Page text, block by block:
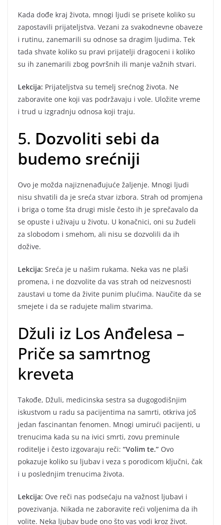
Kada dođe kraj života, mnogi ljudi se prisete koliko su
zapostavili prijateljstva. Vezani za svakodnevne obaveze
i rutinu, zanemarili su odnose sa dragim ljudima. Tek
tada shvate koliko su pravi prijatelji dragoceni i koliko
su ih zanemarili zbog površnih ili manje važnih stvari.
Lekcija: Prijateljstva su temelj srećnog života. Ne
zaboravite one koji vas podržavaju i vole. Uložite vreme
i trud u izgradnju odnosa koji traju.
5. Dozvoliti sebi da
budemo srećniji
Ovo je možda najiznenađujuće žaljenje. Mnogi ljudi
nisu shvatili da je sreća stvar izbora. Strah od promjena
i briga o tome šta drugi misle često ih je sprečavalo da
se opuste i uživaju u životu. U konačnici, oni su žudeli
za slobodom i smehom, ali nisu se dozvolili da ih
dožive.
Lekcija: Sreća je u našim rukama. Neka vas ne plaši
promena, i ne dozvolite da vas strah od neizvesnosti
zaustavi u tome da živite punim plućima. Naučite da se
smejete i da se radujete malim stvarima.
Džuli iz Los Anđelesa –
Priče sa samrtnog
kreveta
Takođe, Džuli, medicinska sestra sa dugogodišnjim
iskustvom u radu sa pacijentima na samrti, otkriva još
jedan fascinantan fenomen. Mnogi umirući pacijenti, u
trenucima kada su na ivici smrti, zovu preminule
roditelje i često izgovaraju reči: “Volim te.” Ovo
pokazuje koliko su ljubav i veza s porodicom ključni, čak
i u poslednjim trenucima života.
Lekcija: Ove reči nas podsećaju na važnost ljubavi i
povezivanja. Nikada ne zaboravite reći voljenima da ih
volite. Neka ljubav bude ono što vas vodi kroz život.